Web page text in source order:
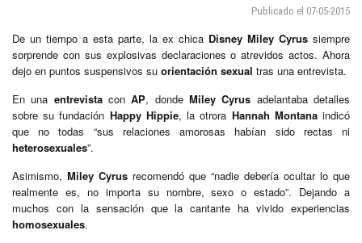
Publicado el 07-05-2015
De un tiempo a esta parte, la ex chica Disney Miley Cyrus siempre
sorprende con sus explosivas declaraciones o atrevidos actos. Ahora
dejo en puntos suspensivos su orientación sexual tras una entrevista.
En una entrevistaconAP, dondeMiley Cyrus adelantaba detalles
sobre su fundación Happy Hippie, la otrora Hannah Montanaindicó
que no todas “sus relaciones amorosas habían sido rectas ni
heterosexuales”.
Asimismo, Miley Cyrus recomendó que “nadie debería ocultar lo que
realmente es, no importa su nombre, sexo o estado”. Dejando a
muchos con la sensación que la cantante ha vivido experiencias
homosexuales.